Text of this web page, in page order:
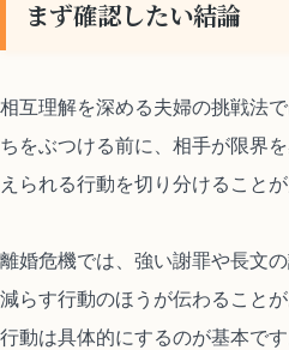
まず確認したい結論
相互理解を深める夫婦の挑戦法
ちをぶつける前に、相手が限界
えられる行動を切り分けることが
離婚危機では、強い謝罪や長文
減らす行動のほうが伝わること
行動は具体的にするのが基本です